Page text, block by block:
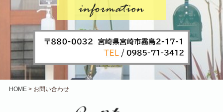
HOME> お問い合わせ